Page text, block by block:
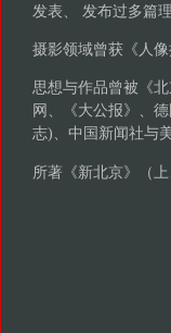
发表、 发布过多篇
摄影领域曾获《人
思想与作品曾被《
网、《大公报》、
志)、中国新闻社与
所著《新北京》（